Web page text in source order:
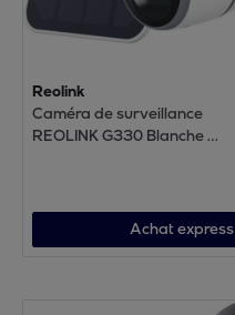
Reolink
Caméra de surveillance
REOLINK G330 Blanche +
Achat express